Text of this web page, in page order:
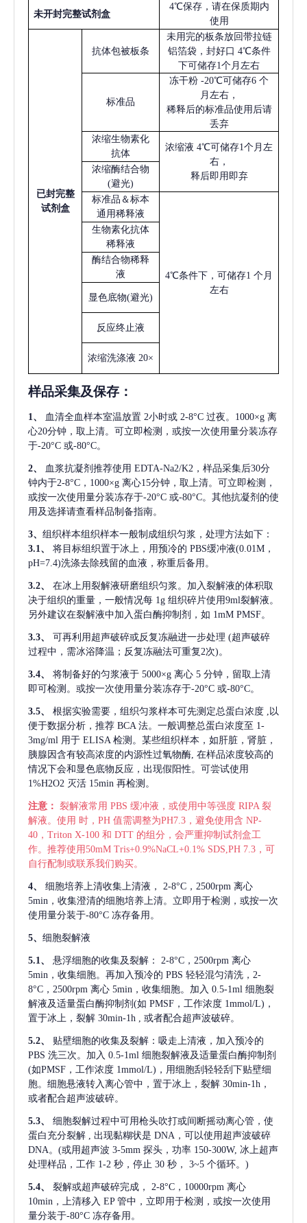
未开封完整试剂盒
4℃保存，请在保质期内
使用
已封完整
试剂盒
抗体包被板条
未用完的板条放回带拉链
铝箔袋，封好口 4℃条件
下可储存1个月左右
标准品
冻干粉 -20℃可储存6 个
月左右，
稀释后的标准品使用后请
丢弃
浓缩生物素化
抗体
浓缩液 4℃可储存1个月左
右，
释后即用即弃
浓缩酶结合物
(避光)
标准品＆标本
通用稀释液
4℃条件下，可储存1 个月
左右
生物素化抗体
稀释液
酶结合物稀释
液
显色底物(避光)
反应终止液
浓缩洗涤液 20×
样品采集及保存 ：
1、 血清全血样本室温放置 2小时或 2-8°C 过夜。1000×g 离
心20分钟，取上清。可立即检测，或按一次使用量分装冻存
于-20°C 或-80°C。
2、 血浆抗凝剂推荐使用 EDTA-Na2/K2，样品采集后30分
钟内于2-8°C，1000×g 离心15分钟，取上清。可立即检测，
或按一次使用量分装冻存于-20°C 或-80°C。其他抗凝剂的使
用及选择请查看样品制备指南。
3、 组织样本组织样本一般制成组织匀浆，处理方法如下：
3.1、
将目标组织置于冰上，用预冷的 PBS缓冲液(0.01M，
pH=7.4)洗涤去除残留的血液，称重后备用。
3.2、
在冰上用裂解液研磨组织匀浆。加入裂解液的体积取
决于组织的重量，一般情况每 1g 组织碎片使用9ml裂解液。
另外建议在裂解液中加入蛋白酶抑制剂，如 1mM PMSF。
3.3、 可再利用超声破碎或反复冻融进一步处理 (超声破碎
过程中，需冰浴降温；反复冻融法可重复2次)。
3.4、 将制备好的匀浆液于 5000×g 离心 5 分钟，留取上清
即可检测。或按一次使用量分装冻存于-20°C 或-80°C。
3.5、 根据实验需要，组织匀浆样本可先测定总蛋白浓度
,以
便于数据分析，推荐 BCA 法。一般调整总蛋白浓度至 1-
3mg/ml 用于 ELISA 检测。某些组织样本，如肝脏，肾脏，
胰腺因含有较高浓度的内源性过氧物酶, 在样品浓度较高的
情况下会和显色底物反应，出现假阳性。可尝试使用
1%H2O2 灭活 15min 再检测。
注意： 裂解液常用 PBS 缓冲液，或使用中等强度 RIPA 裂
解液。使用 时，PH 值需调整为PH7.3，避免使用含 NP-
40，Triton X-100 和 DTT 的组分，会严重抑制试剂盒工
作。推荐使用50mM Tris+0.9%NaCL+0.1% SDS,PH 7.3，可
自行配制或联系我们购买。
4、 细胞培养上清收集上清液，
2-8°C，2500rpm 离心
5min，收集澄清的细胞培养上清。立即用于检测，或按一次
使用量分装于-80°C 冻存备用。
5、 细胞裂解液
5.1、 悬浮细胞的收集及裂解：
2-8°C，2500rpm 离心
5min，收集细胞。再加入预冷的 PBS 轻轻混匀清洗，2-
8°C，2500rpm 离心 5min，收集细胞。加入 0.5-1ml 细胞裂
解液及适量蛋白酶抑制剂(如 PMSF，工作浓度 1mmol/L)，
置于冰上，裂解 30min-1h , 或者配合超声波破碎。
5.2、
贴壁细胞的收集及裂解：吸走上清液，加入预冷的
PBS 洗三次。加入 0.5-1ml 细胞裂解液及适量蛋白酶抑制剂
(如PMSF，工作浓度 1mmol/L)，用细胞刮轻轻刮下贴壁细
胞。细胞悬液转入离心管中，置于冰上，裂解 30min-1h，
或者配合超声波破碎。
5.3、
细胞裂解过程中可用枪头吹打或间断摇动离心管，使
蛋白充分裂解
, 出现黏糊状是 DNA，可以使用超声波破碎
DNA。(或用超声波 3-5mm 探头，功率 150-300W, 冰上超声
处理样品，工作 1-2 秒，停止 30 秒， 3~5 个循环。)
5.4、 裂解或超声破碎完成，
2-8°C，10000rpm 离心
10min，上清移入 EP 管中，立即用于检测，或按一次使用
量分装于-80°C 冻存备用。